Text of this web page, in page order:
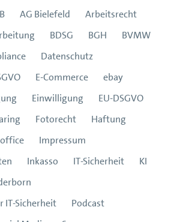
AG Bielefeld
Arbeitsrecht
BDSG BGH
BVMW
Datenschutz
E-Commerce
ebay
Einwilligung
EU-DSGVO
Fotorecht
Haftung
Impressum
Inkasso IT-Sicherheit
KI
IT-Sicherheit
Podcast